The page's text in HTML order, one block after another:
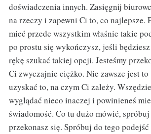
doświadczenia innych. Zasięgnij
na rzeczy i zapewni Ci to, co najlepsze.
mieć przede wszystkim właśnie takie
po prostu się wykończysz, jeśli będziesz
rękę szukać takiej opcji. Jesteśmy
Ci zwyczajnie ciężko. Nie zawsze jest
uzyskać to, na czym Ci zależy.
wyglądać nieco inaczej i powinieneś
świadomość. Co tu dużo mówić, spróbuj
przekonasz się. Spróbuj do tego podejść